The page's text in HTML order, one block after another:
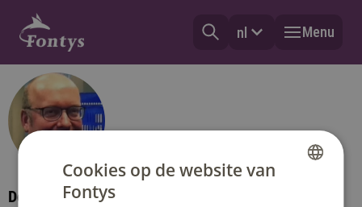
nl Menu
Docentonderzoeker
Cookies op de website van
Fontys